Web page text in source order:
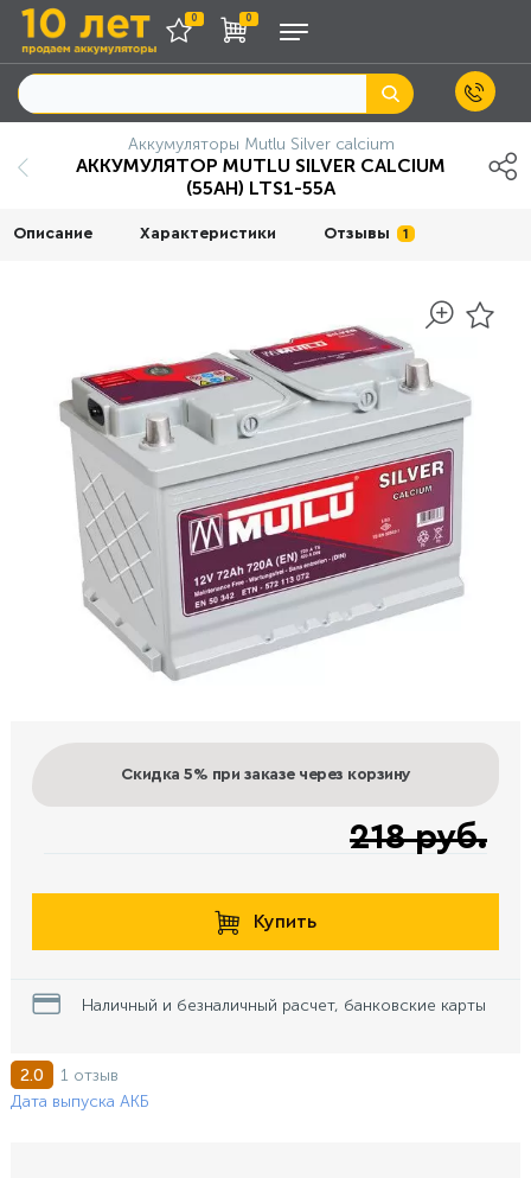
0 0
Аккумуляторы Mutlu Silver calcium
АККУМУЛЯТОР MUTLU SILVER CALCIUM
(55AH) LTS1-55A
Описание Характеристики Отзывы 1
Скидка 5% при заказе через корзину
218 руб.
Купить
Наличный и безналичный расчет, банковские карты
2.0
1 отзыв
Дата выпуска АКБ